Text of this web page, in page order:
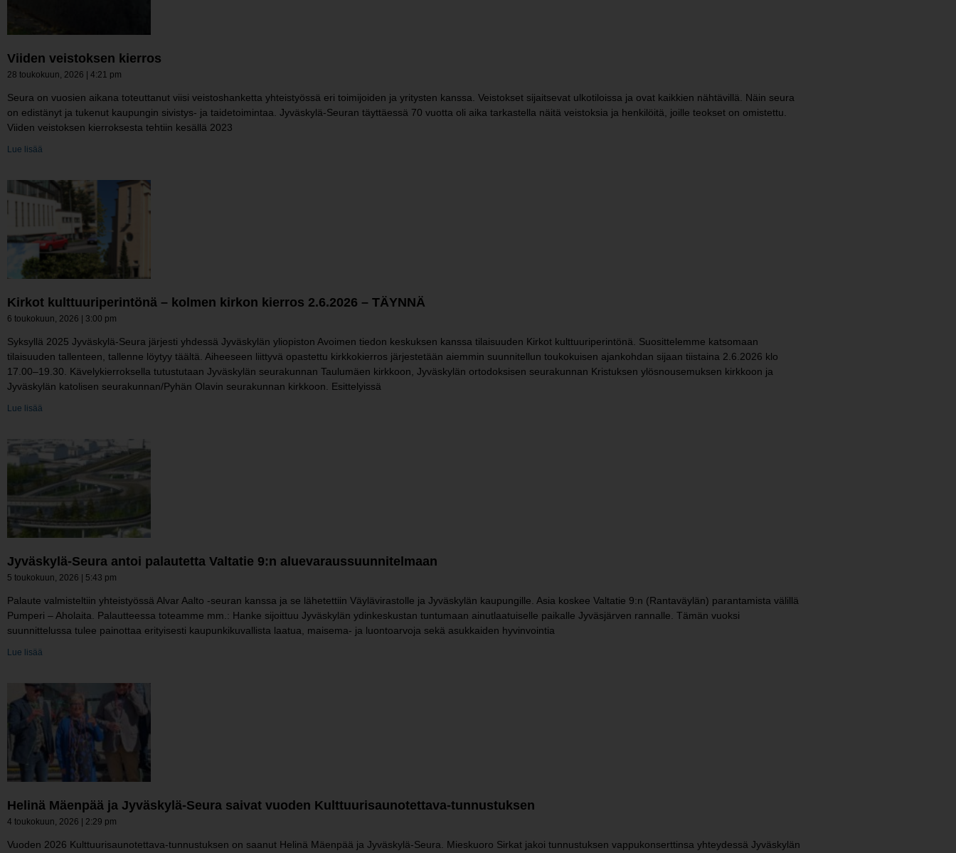
Viiden veistoksen kierros
28 toukokuun, 2026 4:21 pm
Seura on vuosien aikana toteuttanut viisi veistoshanketta yhteistyössä eri toimijoiden ja yritysten kanssa. Veistokset sijaitsevat ulkotiloissa ja ovat kaikkien nähtävillä. Näin seura
on edistänyt ja tukenut kaupungin sivistys- ja taidetoimintaa. Jyväskylä-Seuran täyttäessä 70 vuotta oli aika tarkastella näitä veistoksia ja henkilöitä, joille teokset on omistettu.
Viiden veistoksen kierroksesta tehtiin kesällä 2023
Lue lisää
Kirkot kulttuuriperintönä – kolmen kirkon kierros 2.6.2026 – TÄYNNÄ
6 toukokuun, 2026 3:00 pm
Syksyllä 2025 Jyväskylä-Seura järjesti yhdessä Jyväskylän yliopiston Avoimen tiedon keskuksen kanssa tilaisuuden Kirkot kulttuuriperintönä. Suosittelemme katsomaan
tilaisuuden tallenteen, tallenne löytyy täältä. Aiheeseen liittyvä opastettu kirkkokierros järjestetään aiemmin suunnitellun toukokuisen ajankohdan sijaan tiistaina 2.6.2026 klo
17.00–19.30. Kävelykierroksella tutustutaan Jyväskylän seurakunnan Taulumäen kirkkoon, Jyväskylän ortodoksisen seurakunnan Kristuksen ylösnousemuksen kirkkoon ja
Jyväskylän katolisen seurakunnan/Pyhän Olavin seurakunnan kirkkoon. Esittelyissä
Lue lisää
Jyväskylä-Seura antoi palautetta Valtatie 9:n aluevaraussuunnitelmaan
5 toukokuun, 2026 5:43 pm
Palaute valmisteltiin yhteistyössä Alvar Aalto -seuran kanssa ja se lähetettiin Väylävirastolle ja Jyväskylän kaupungille. Asia koskee Valtatie 9:n (Rantaväylän) parantamista välillä
Pumperi – Aholaita. Palautteessa toteamme mm.: Hanke sijoittuu Jyväskylän ydinkeskustan tuntumaan ainutlaatuiselle paikalle Jyväsjärven rannalle. Tämän vuoksi
suunnittelussa tulee painottaa erityisesti kaupunkikuvallista laatua, maisema- ja luontoarvoja sekä asukkaiden hyvinvointia
Lue lisää
Helinä Mäenpää ja Jyväskylä-​Seura saivat vuoden Kulttuurisaunotettava-​tunnustuksen
4 toukokuun, 2026 2:29 pm
Vuoden 2026 Kulttuurisaunotettava-tunnustuksen on saanut Helinä Mäenpää ja Jyväskylä-Seura. Mieskuoro Sirkat jakoi tunnustuksen vappukonserttinsa yhteydessä Jyväskylän